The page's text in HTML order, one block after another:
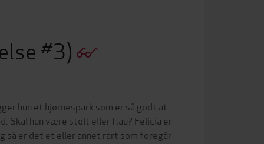
#3)
hun et hjørnespark som er så godt at
Skal hun være stolt eller flau? Felicia er
så er det et eller annet rart som foregår